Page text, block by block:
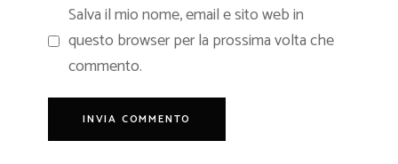
Salva il mio nome, email e sito web in
questo browser per la prossima volta che
commento.